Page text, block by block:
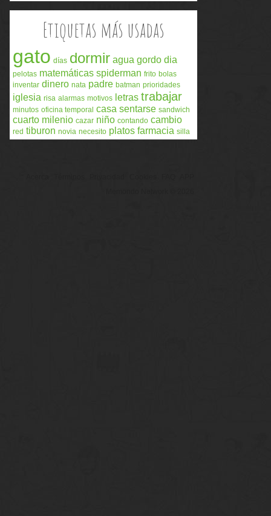
Etiquetas más usadas
gato días dormir agua gordo dia
pelotas matemáticas spiderman frito bolas
inventar dinero nata padre batman prioridades
iglesia risa alarmas motivos letras trabajar
minutos oficina temporal casa sentarse sandwich
cuarto milenio cazar niño contando cambio
red tiburon novia necesito platos farmacia silla